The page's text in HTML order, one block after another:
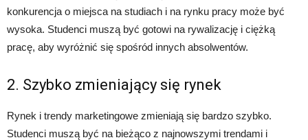
konkurencja o miejsca na studiach i na rynku pracy może być
wysoka. Studenci muszą być gotowi na rywalizację i ciężką
pracę, aby wyróżnić się spośród innych absolwentów.
2. Szybko zmieniający się rynek
Rynek i trendy marketingowe zmieniają się bardzo szybko.
Studenci muszą być na bieżąco z najnowszymi trendami i